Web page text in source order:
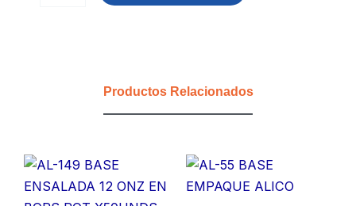
cantidad
Productos Relacionados